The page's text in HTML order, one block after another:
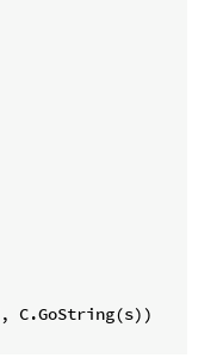
, C.GoString(s))